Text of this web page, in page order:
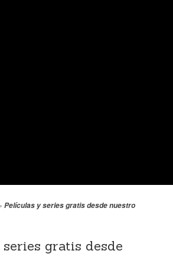
Películas y series gratis desde nuestro
gratis desde